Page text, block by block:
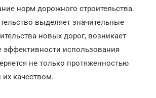
норм дорожного строительства.
выделяет значительные
новых дорог, возникает
эффективности использования
не только протяженностью
качеством.